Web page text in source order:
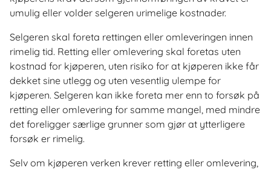
umulig eller volder selgeren urimelige kostnader.
Selgeren skal foreta rettingen eller omleveringen innen
rimelig tid. Retting eller omlevering skal foretas uten
kostnad for kjøperen, uten risiko for at kjøperen ikke får
dekket sine utlegg og uten vesentlig ulempe for
kjøperen. Selgeren kan ikke foreta mer enn to forsøk på
retting eller omlevering for samme mangel, med mindre
det foreligger særlige grunner som gjør at ytterligere
forsøk er rimelig.
Selv om kjøperen verken krever retting eller omlevering,